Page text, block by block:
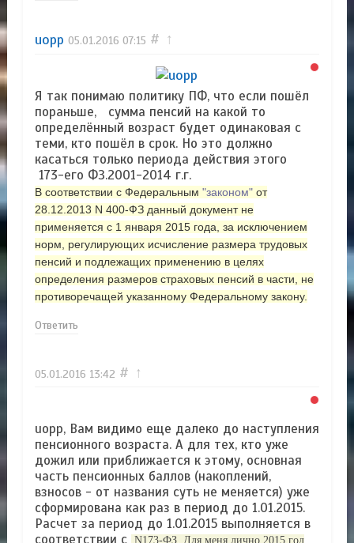
uopp 05.01.2016 07:15 # ↑
Я так понимаю политику ПФ, что если пошёл
пораньше, сумма пенсий на какой то
определённый возраст будет одинаковая с
теми, кто пошёл в срок. Но это должно
касаться только периода действия этого
173-его ФЗ.2001-2014 г.г.
В соответствии с Федеральным законом от
28.12.2013 N 400-ФЗ данный документ не
применяется с 1 января 2015 года, за исключением
норм, регулирующих исчисление размера трудовых
пенсий и подлежащих применению в целях
определения размеров страховых пенсий в части, не
противоречащей указанному Федеральному закону.
Ответить
05.01.2016 13:42 # ↑
uopp, Вам видимо еще далеко до наступления
пенсионного возраста. А для тех, кто уже
дожил или приближается к этому, основная
часть пенсионных баллов (накоплений,
взносов - от названия суть не меняется) уже
сформирована как раз в период до 1.01.2015.
Расчет за период до 1.01.2015 выполняется в
соответствии с N173-ФЗ. Для меня лично 2015 год